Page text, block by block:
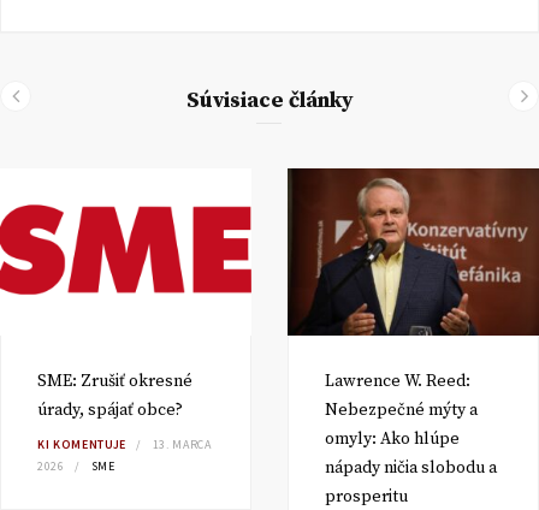
Súvisiace články
SME: Zrušiť okresné
úrady, spájať obce?
KI KOMENTUJE
13. MARCA
2026
SME
Lawrence W. Reed:
Nebezpečné mýty a
omyly: Ako hlúpe
nápady ničia slobodu a
prosperitu